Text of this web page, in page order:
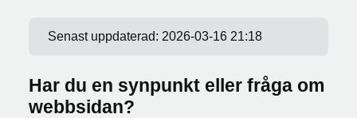
Senast uppdaterad: 2026-03-16 21:18
Har du en synpunkt eller fråga om
webbsidan?